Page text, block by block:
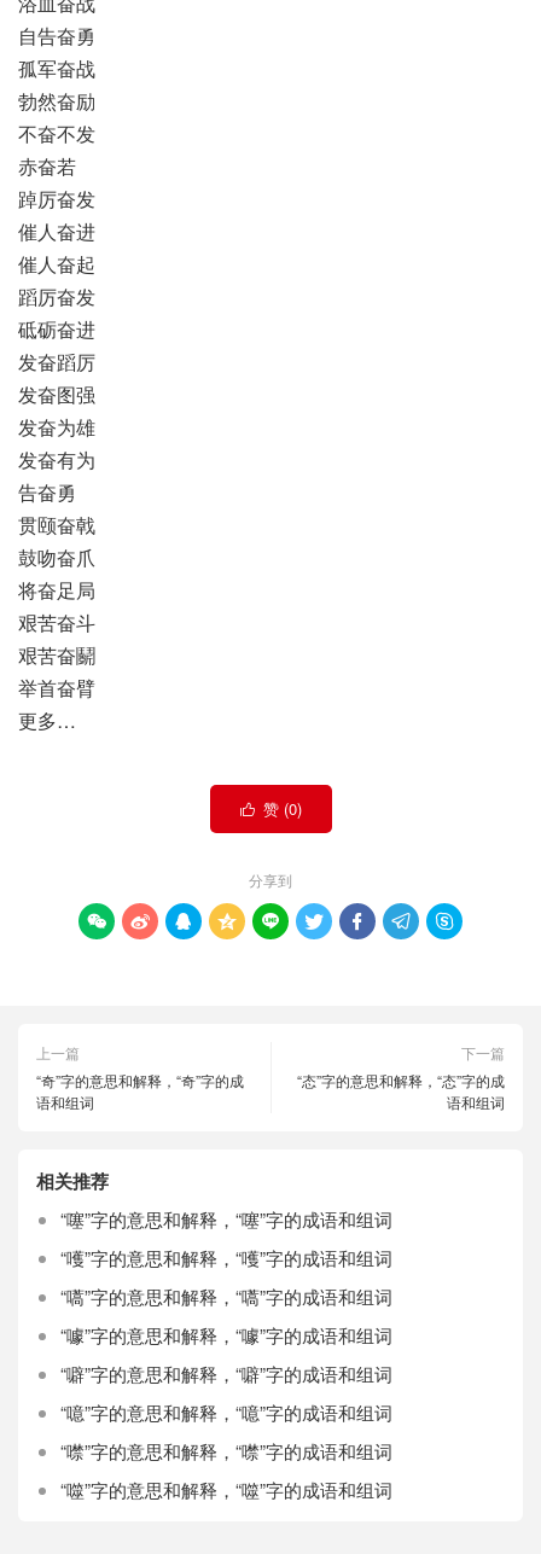
自告奋勇
孤军奋战
勃然奋励
不奋不发
赤奋若
踔厉奋发
催人奋进
催人奋起
蹈厉奋发
砥砺奋进
发奋蹈厉
发奋图强
发奋为雄
发奋有为
告奋勇
贯颐奋戟
鼓吻奋爪
将奋足局
艰苦奋斗
艰苦奋鬬
举首奋臂
更多…
 赞 (0)
分享到
        
上一篇
“奇”字的意思和解释，“奇”字的成
语和组词
下一篇
“态”字的意思和解释，“态”字的成
语和组词
相关推荐
“噻”字的意思和解释，“噻”字的成语和组词
“嚄”字的意思和解释，“嚄”字的成语和组词
“嚆”字的意思和解释，“嚆”字的成语和组词
“噱”字的意思和解释，“噱”字的成语和组词
“噼”字的意思和解释，“噼”字的成语和组词
“噫”字的意思和解释，“噫”字的成语和组词
“噤”字的意思和解释，“噤”字的成语和组词
“噬”字的意思和解释，“噬”字的成语和组词